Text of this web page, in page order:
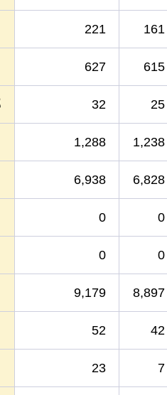
221 161
627 615
32 25
1,288 1,238
6,938 6,828
0 0
0 0
9,179 8,897
52 42
23 7